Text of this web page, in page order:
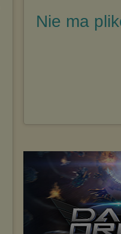
Nie ma